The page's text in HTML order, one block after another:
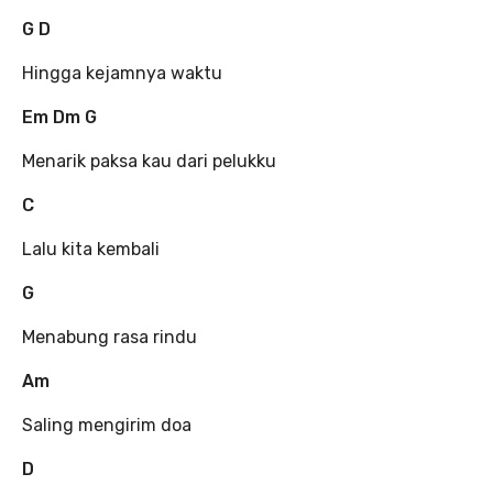
G D
Hingga kejamnya waktu
Em Dm G
Menarik paksa kau dari pelukku
C
Lalu kita kembali
G
Menabung rasa rindu
Am
Saling mengirim doa
D